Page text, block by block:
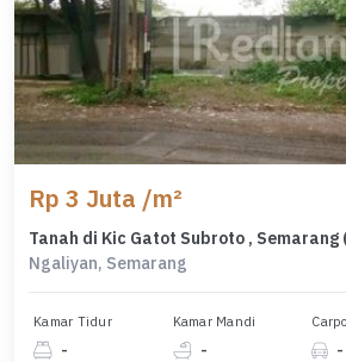
Rp 3 Juta /m²
Tanah di Kic Gatot Subroto , Semarang
Ngaliyan, Semarang
Kamar Tidur
-
Kamar Mandi
- -